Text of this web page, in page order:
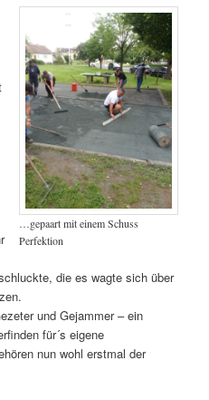
…gepaart mit einem Schuss
Perfektion
die es wagte sich über
und Gejammer – ein
für´s eigene
nun wohl erstmal der